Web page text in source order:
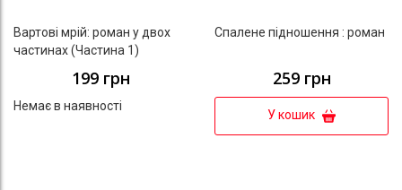
Вартові мрій: роман у двох
частинах (Частина 1)
199 грн
Немає в наявності
Спалене підношення : роман
259 грн
У кошик